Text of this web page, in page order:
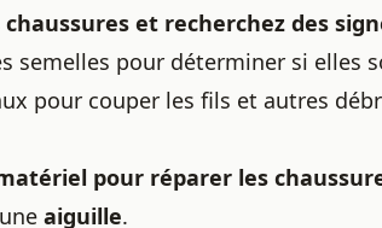
et recherchez des
semelles pour déterminer si elles
pour couper les fils et autres
pour réparer les
aiguille.